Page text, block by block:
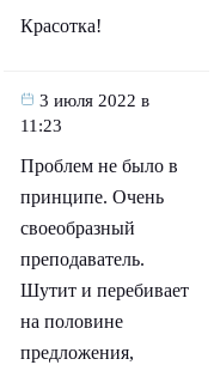
Красотка!
3 июля 2022 в
11:23
Проблем не было в
принципе. Очень
своеобразный
преподаватель.
Шутит и перебивает
на половине
предложения,